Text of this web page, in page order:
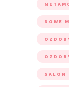
NOWE
SALON